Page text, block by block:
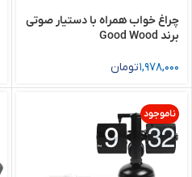
چراغ خواب همراه با دستیار صوتی
برند Good Wood
1,978,000تومان
ناموجود